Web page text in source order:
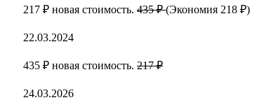
217 ₽ новая стоимость. 435 ₽(Экономия 218 ₽)
22.03.2024
435 ₽ новая стоимость. 217 ₽
24.03.2026